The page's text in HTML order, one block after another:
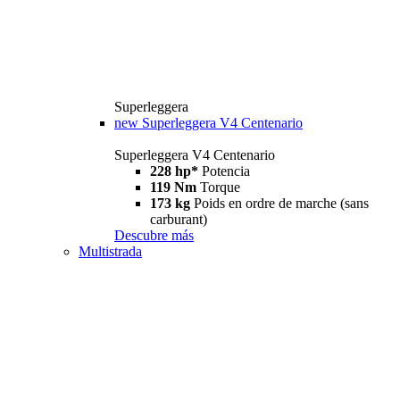
Superleggera
new Superleggera V4 Centenario
Superleggera V4 Centenario
228 hp* Potencia
119 Nm Torque
173 kg Poids en ordre de marche (sans
carburant)
Descubre más
Multistrada